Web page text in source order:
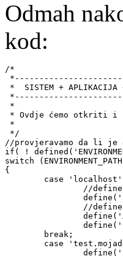
Odmah
kod:
/*
*  SISTEM + APLIKACIJA +
*
* Ovdje ćemo otkriti i
*
*/
//provjeravamo da li je
if( !
switch
{